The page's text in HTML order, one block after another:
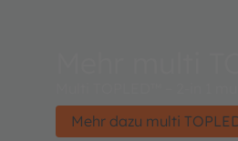
Mehr dazu multi